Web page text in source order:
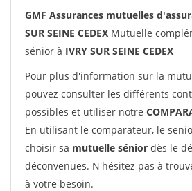
GMF Assurances mutuelles
SUR SEINE CEDEX Mutuelle
sénior à IVRY SUR SEINE CEDEX
Pour plus d'information sur la
pouvez consulter les différents
possibles et utiliser notre
En utilisant le comparateur, le
choisir sa mutuelle sénior dès le
déconvenues. N'hésitez pas à
à votre besoin.